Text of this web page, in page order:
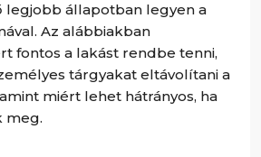
legjobb állapotban legyen a
Az alábbiakban
fontos a lakást rendbe tenni,
tárgyakat eltávolítani a
miért lehet hátrányos, ha
meg.